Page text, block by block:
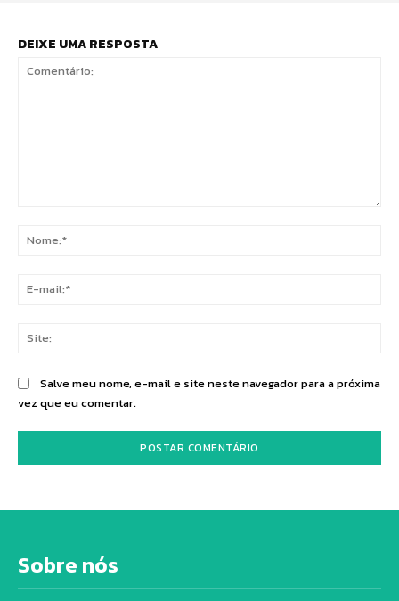
DEIXE UMA RESPOSTA
Salve meu nome, e-mail e site neste navegador para a próxima
vez que eu comentar.
Sobre nós